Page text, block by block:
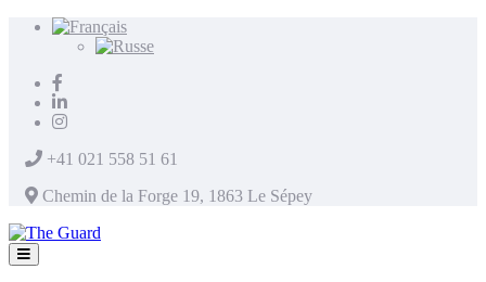
+41 021 558 51 61
Chemin de la Forge 19, 1863 Le Sépey